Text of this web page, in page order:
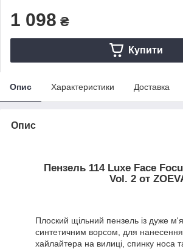
1 098 ₴
Купити
Опис Характеристики Доставка
Опис
Пензель 114 Luxe Face
Vol. 2 от
Плоский щільний пензель із дуже
синтетичним ворсом, для
хайлайтера на вилиці, спинку носа